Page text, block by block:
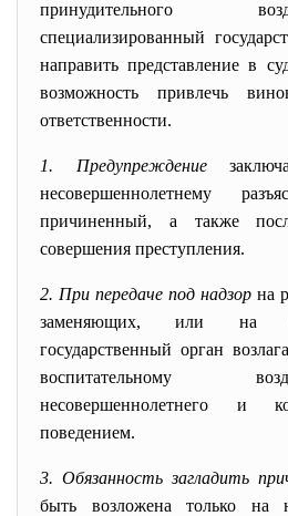
принудительного
специализированный
направить представление в
возможность привлечь
ответственности.
1. Предупреждение
несовершеннолетнему
причиненный, а также
совершения преступления.
2. При передаче под надзор на
заменяющих, или на
государственный орган
воспитательному
несовершеннолетнего и
поведением.
3. Обязанность загладить
быть возложена только на